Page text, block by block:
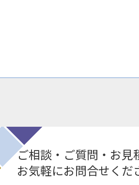
ご相談・ご質問・お見
お気軽にお問合せくだ